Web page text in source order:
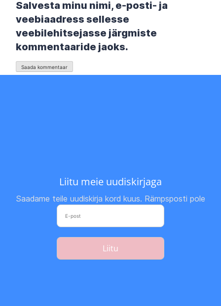
Salvesta minu nimi, e-posti- ja
veebiaadress sellesse
veebilehitsejasse järgmiste
kommentaaride jaoks.
Liitu meie uudiskirjaga
Saadame teile uudiskirja kord kuus. Rämpsposti pole
Liitu